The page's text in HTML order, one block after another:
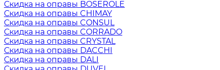
Скидка на оправы BOSEROLE
Скидка на оправы CHIMAY
Скидка на оправы CONSUL
Скидка на оправы CORRADO
Скидка на оправы CRYSTAL
Скидка на оправы DACCHI
Скидка на оправы DALI